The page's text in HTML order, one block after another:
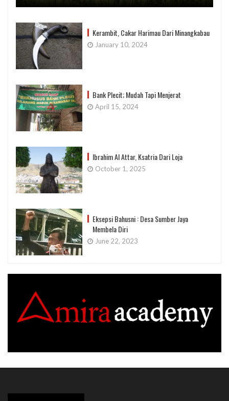
Kerambit, Cakar Harimau Dari Minangkabau
January 10, 2024
Bank Plecit; Mudah Tapi Menjerat
April 15, 2024
Ibrahim Al Attar, Ksatria Dari Loja
October 1, 2025
Eksepsi Bahusni : Desa Sumber Jaya
Membela Diri
June 22, 2023